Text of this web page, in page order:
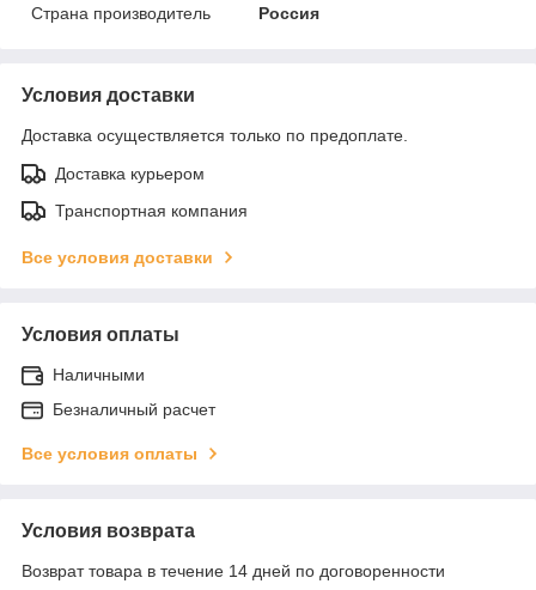
Страна производитель
Россия
Условия доставки
Доставка осуществляется только по предоплате.
Доставка курьером
Транспортная компания
Все условия доставки
Условия оплаты
Наличными
Безналичный расчет
Все условия оплаты
Условия возврата
Возврат товара в течение 14 дней по договоренности